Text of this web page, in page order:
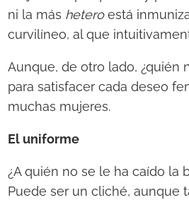
ni la más heteroestá
curvilíneo, al que
Aunque, de otro lado, ¿quién
para satisfacer cada deseo
muchas mujeres.
El uniforme
¿A quién no se le ha caído la
Puede ser un cliché, aunque